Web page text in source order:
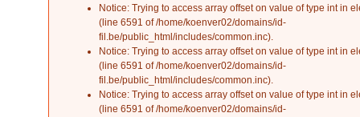
Notice: Trying to access array offset on value of type int in
(line 6591 of/home/koenver02/domains/id-
fil.be/public_html/includes/common.inc).
Notice: Trying to access array offset on value of type int in
(line 6591 of/home/koenver02/domains/id-
fil.be/public_html/includes/common.inc).
Notice: Trying to access array offset on value of type int in
(line 6591 of/home/koenver02/domains/id-